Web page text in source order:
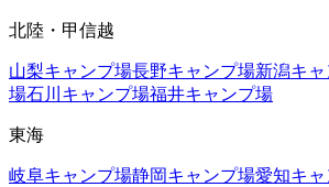
北陸・甲信越
山梨キャンプ場長野キャンプ場新潟キ
場石川 キャンプ場福井キャンプ場
東海
岐阜キャンプ場静岡キャンプ場愛知キ